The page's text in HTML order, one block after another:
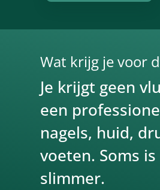
Wat krijg je voor
Je krijgt geen
een
nagels, huid,
voeten. Soms
slimmer.